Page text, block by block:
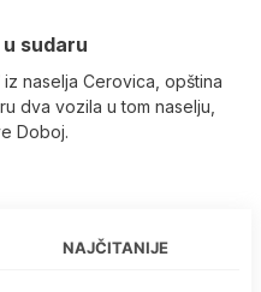
sudaru
naselja Cerovica, opština
dva vozila u tom naselju,
Doboj.
NAJČITANIJE